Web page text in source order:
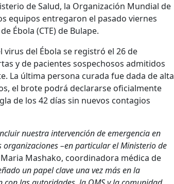
de Salud, la Organización Mundial de
equipos entregaron el pasado viernes
Ébola (CTE) de Bulape.
del Ébola se registró el 26 de
y de pacientes sospechosos admitidos
La última persona curada fue dada de alta
el brote podrá declararse oficialmente
de los 42 días sin nuevos contagios
nuestra intervención de emergencia en
–en particular el Ministerio de
Mashako, coordinadora médica de
un papel clave una vez más en la